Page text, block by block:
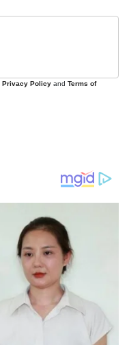
Privacy Policy and Terms of